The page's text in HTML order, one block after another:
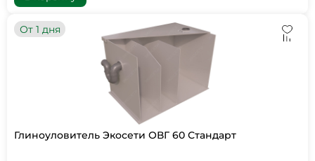
От 1 дня
Глиноуловитель Экосети ОВГ 60 Стандарт